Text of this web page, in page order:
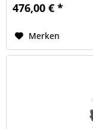
476,00 € *
Merken